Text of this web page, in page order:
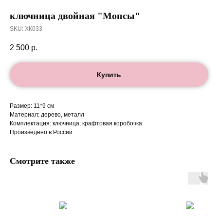
ключница двойная "Мопсы"
SKU: ХК033
2 500 р.
Купить
Размер: 11*9 см
Материал: дерево, металл
Комплектация: ключница, крафтовая коробочка
Произведено в России
Смотрите также